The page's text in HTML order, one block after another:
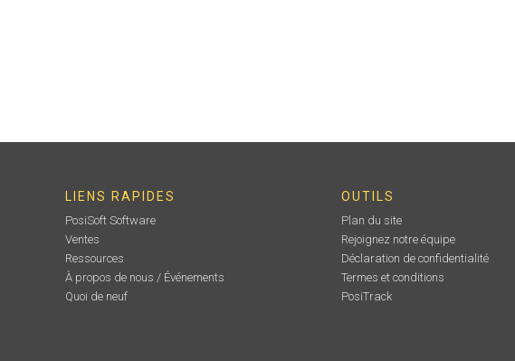
LIENS RAPIDES
PosiSoft Software
Ventes
Ressources
À propos de nous / Événements
Quoi de neuf
OUTILS
Plan du site
Rejoignez notre équipe
Déclaration de confidentialité
Termes et conditions
PosiTrack